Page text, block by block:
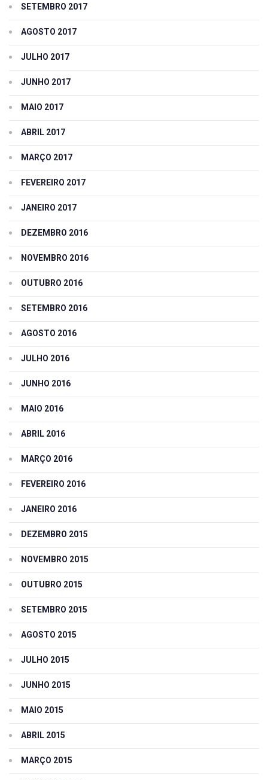
SETEMBRO 2017
AGOSTO 2017
JULHO 2017
JUNHO 2017
MAIO 2017
ABRIL 2017
MARÇO 2017
FEVEREIRO 2017
JANEIRO 2017
DEZEMBRO 2016
NOVEMBRO 2016
OUTUBRO 2016
SETEMBRO 2016
AGOSTO 2016
JULHO 2016
JUNHO 2016
MAIO 2016
ABRIL 2016
MARÇO 2016
FEVEREIRO 2016
JANEIRO 2016
DEZEMBRO 2015
NOVEMBRO 2015
OUTUBRO 2015
SETEMBRO 2015
AGOSTO 2015
JULHO 2015
JUNHO 2015
MAIO 2015
ABRIL 2015
MARÇO 2015